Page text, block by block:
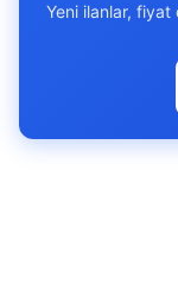
Yeni ilanlar, fiyat